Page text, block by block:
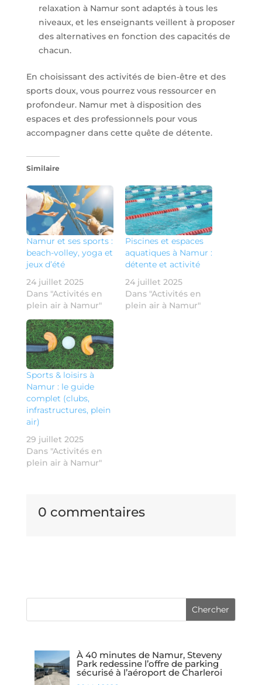
relaxation à Namur sont adaptés à tous les
niveaux, et les enseignants veillent à proposer
des alternatives en fonction des capacités de
chacun.
En choisissant des activités de bien‑être et des
sports doux, vous pourrez vous ressourcer en
profondeur. Namur met à disposition des
espaces et des professionnels pour vous
accompagner dans cette quête de détente.
Similaire
Namur et ses sports :
beach-volley, yoga et
jeux d’été
24 juillet 2025
Dans "Activités en
plein air à Namur"
Piscines et espaces
aquatiques à Namur :
détente et activité
24 juillet 2025
Dans "Activités en
plein air à Namur"
Sports & loisirs à
Namur : le guide
complet (clubs,
infrastructures, plein
air)
29 juillet 2025
Dans "Activités en
plein air à Namur"
0 commentaires
À 40 minutes de Namur, Steveny
Park redessine l’offre de parking
sécurisé à l’aéroport de Charleroi